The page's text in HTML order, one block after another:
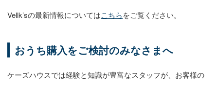
Vellk’sの最新情報についてはこちらをご覧ください。
おうち購入をご検討のみなさまへ
ケーズハウスでは経験と知識が豊富なスタッフが、お客様の